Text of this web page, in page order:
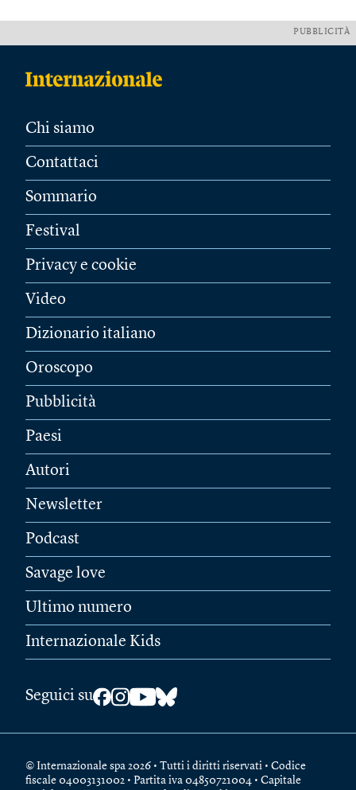
PUBBLICITÀ
Chi siamo
Contattaci
Sommario
Festival
Privacy e cookie
Video
Dizionario italiano
Oroscopo
Pubblicità
Paesi
Autori
Newsletter
Podcast
Savage love
Ultimo numero
Internazionale Kids
Seguici su
© Internazionale spa 2026 • Tutti i diritti riservati • Codice
fiscale 04003131002 • Partita iva 04850721004 • Capitale